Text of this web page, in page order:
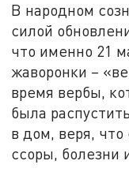
В народном
силой
что именно 21
жаворонки –
время вербы,
была
в дом, веря, что
ссоры, болезни